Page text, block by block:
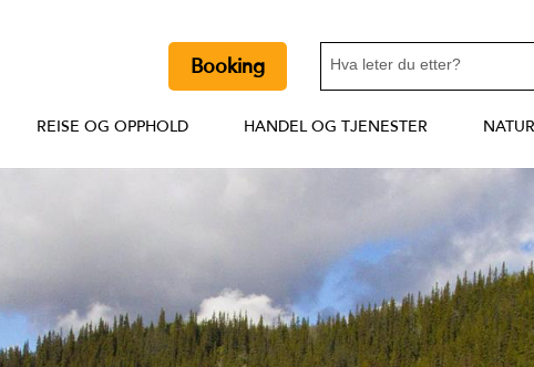
Booking
REISE OG OPPHOLD HANDEL OG TJENESTER